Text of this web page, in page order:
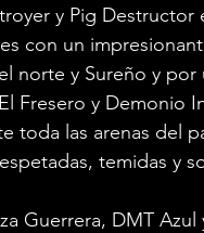
y Pig
con un
norte y Sureño y
Fresero y Demonio
toda las arenas del
temidas y
Guerrera, DMT